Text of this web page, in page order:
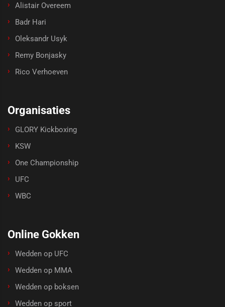
Alistair Overeem
Badr Hari
Oleksandr Usyk
Remy Bonjasky
Rico Verhoeven
Organisaties
GLORY Kickboxing
KSW
One Championship
UFC
WBC
Online Gokken
Wedden op UFC
Wedden op MMA
Wedden op boksen
Wedden op sport